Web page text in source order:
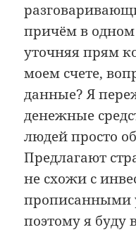
причём в одном
уточняя прям
моем счете,
данные? Я
денежные
людей просто
Предлагают
не схожи с
прописанными
поэтому я буду